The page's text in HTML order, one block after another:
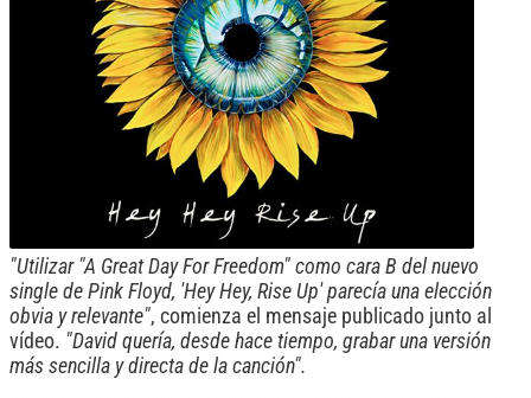
"Utilizar "A Great Day For Freedom" como cara B del nuevo
single de Pink Floyd, 'Hey Hey, Rise Up' parecía una elección
obvia y relevante", comienza el mensaje publicado junto al
vídeo. "David quería, desde hace tiempo, grabar una versión
más sencilla y directa de la canción".